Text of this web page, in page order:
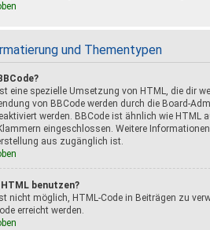
und Thementypen
eine spezielle Umsetzung von HTML, die dir
von BBCode werden durch die Board-
werden. BBCode ist ähnlich wie HTML
eingeschlossen. Weitere
aus zugänglich ist.
HTML benutzen?
nicht möglich, HTML-Code in Beiträgen zu
erreicht werden.